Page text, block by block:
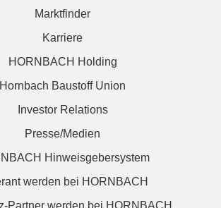
Marktfinder
Karriere
HORNBACH Holding
Hornbach Baustoff Union
Investor Relations
Presse/Medien
Hinweisgebersystem
werden bei HORNBACH
Partner werden bei HORNBACH